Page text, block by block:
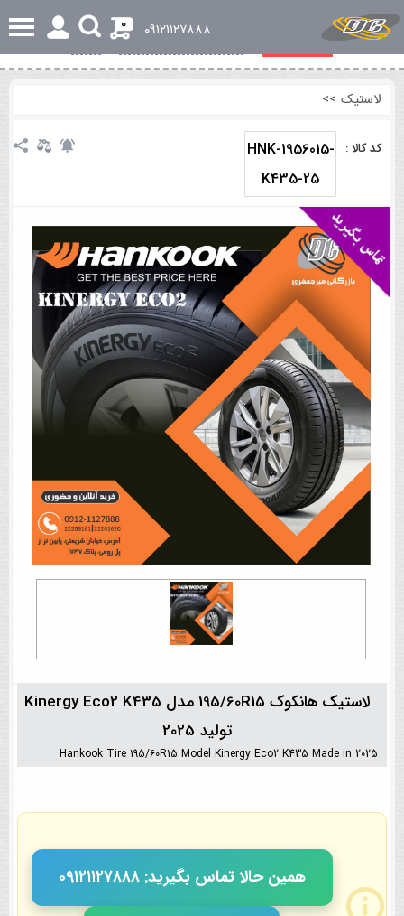
٠٩١٢١١٢٧٨٨٨ 0
مشخصات کلی بررسی تخصصی و اجمالی نظرات
لاستیک >>
کد کالا :
HNK-1956015-
K435-25
لاستیک هانکوک 195/60R15 مدل Kinergy Eco2 K435
تولید 2025
Hankook Tire 195/60R15 Model Kinergy Eco2 K435 Made in 2025
همین حالا تماس بگیرید: ٠٩١٢١١٢٧٨٨٨